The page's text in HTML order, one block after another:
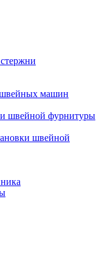
машин
швейной фурнитуры
швейной